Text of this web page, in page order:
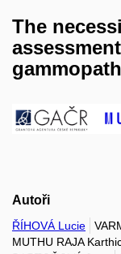
The
Autoři
ŘÍHOVÁ Lucie
MUTHU RAJA